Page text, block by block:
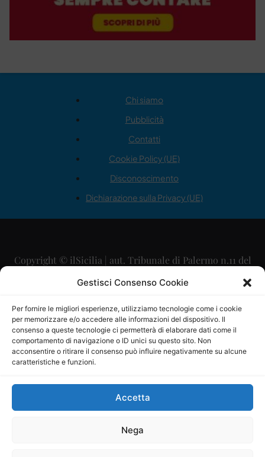
Gestisci Consenso Cookie
Per fornire le migliori esperienze, utilizziamo tecnologie come i cookie
per memorizzare e/o accedere alle informazioni del dispositivo. Il
consenso a queste tecnologie ci permetterà di elaborare dati come il
comportamento di navigazione o ID unici su questo sito. Non
acconsentire o ritirare il consenso può influire negativamente su alcune
caratteristiche e funzioni.
Accetta
Nega
Chi siamo
Pubblicità
Contatti
Cookie Policy (UE)
Disconoscimento
Dichiarazione sulla Privacy (UE)
Copyright © ilSicilia | aut. Tribunale di Palermo n.11 del
29/09/2015
Direttore Editoriale: Maurizio Scaglione
Direttore Responsabile: Maria Calabrese
P.IVA: 06334930820
Mercurio Comunicazione Società Cooperativa a r.l. è
iscritta al Registro degli Operatori di Comunicazione al